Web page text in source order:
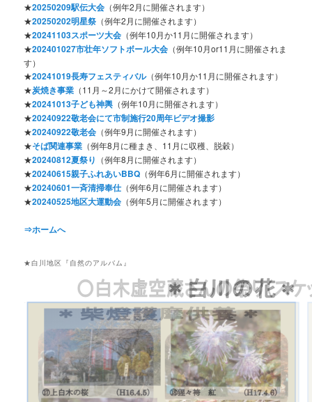
★20250209駅伝大会 （例年2月に開催されます）
★20250202明星祭 （例年2月に開催されます）
★20241103スポーツ大会 （例年10月か11月に開催されます）
★202401027市壮年ソフトボール大会 （例年10月or11月に開催されま
す）
★20241019長寿フェスティバル（例年10月か11月に開催されます）
★炭焼き事業 （11月～2月にかけて開催されます）
★20241013子ども神輿 （例年10月に開催されます）
★20240922敬老会にて市制施行20周年ビデオ撮影
★20240922敬老会 （例年9月に開催されます）
★そば関連事業 （例年8月に種まき、11月に収穫、脱穀）
★20240812夏祭り （例年8月に開催されます）
★20240615親子ふれあいBBQ （例年6月に開催されます）
★20240601一斉清掃奉仕（例年6月に開催されます）
★20240525地区大運動会 （例年5月に開催されます）
⇒ホームへ
★白川地区『自然のアルバム』